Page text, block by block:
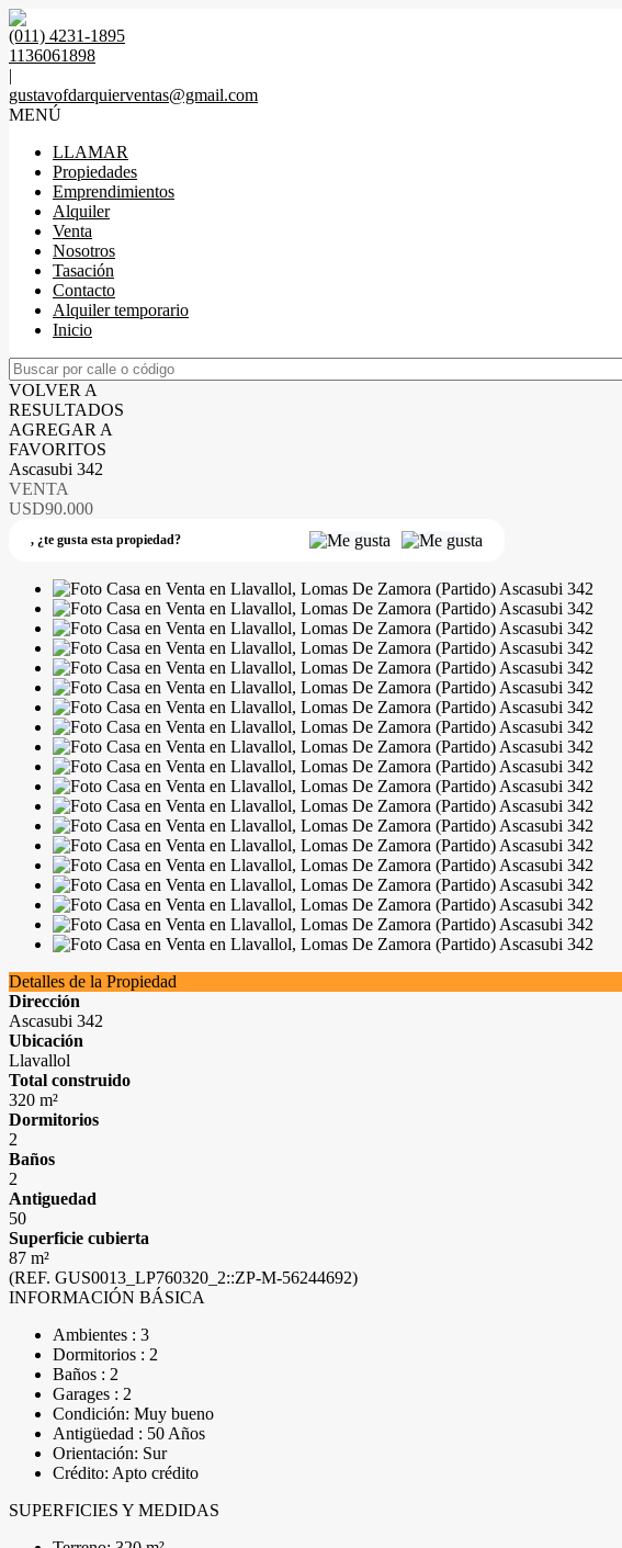
(011) 4231-1895
1136061898
|
gustavofdarquierventas@gmail.com
MENÚ
LLAMAR
Propiedades
Emprendimientos
Alquiler
Venta
Nosotros
Tasación
Contacto
Alquiler temporario
Inicio
VOLVER A
RESULTADOS
AGREGAR A
FAVORITOS
Ascasubi 342
VENTA
USD90.000
, ¿te gusta esta propiedad?
Detalles de la Propiedad
Dirección
Ascasubi 342
Ubicación
Llavallol
Total construido
320 m²
Dormitorios
2
Baños
2
Antiguedad
50
Superficie cubierta
87 m²
(REF. GUS0013_LP760320_2::ZP-M-56244692)
INFORMACIÓN BÁSICA
Ambientes : 3
Dormitorios : 2
Baños : 2
Garages : 2
Condición: Muy bueno
Antigüedad : 50 Años
Orientación: Sur
Crédito: Apto crédito
SUPERFICIES Y MEDIDAS